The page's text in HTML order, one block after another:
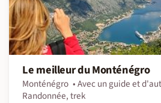
Le meilleur du Monténégro
Monténégro
Avec un guide et
Randonnée, trek